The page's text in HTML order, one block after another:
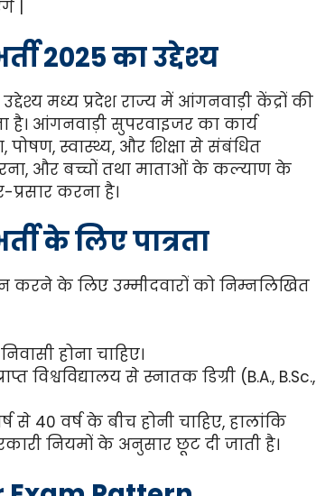
|
2025 का उद्देश्य
मध्य प्रदेश राज्य में आंगनवाड़ी केंद्रों की
है। आंगनवाड़ी सुपरवाइजर का कार्य
पोषण, स्वास्थ्य, और शिक्षा से संबंधित
और बच्चों तथा माताओं के कल्याण के
करना है।
के लिए पात्रता
के लिए उम्मीदवारों को निम्नलिखित
होना चाहिए।
विश्वविद्यालय से स्नातक डिग्री (B.A., B.Sc.,
से 40 वर्ष के बीच होनी चाहिए, हालांकि
नियमों के अनुसार छूट दी जाती है।